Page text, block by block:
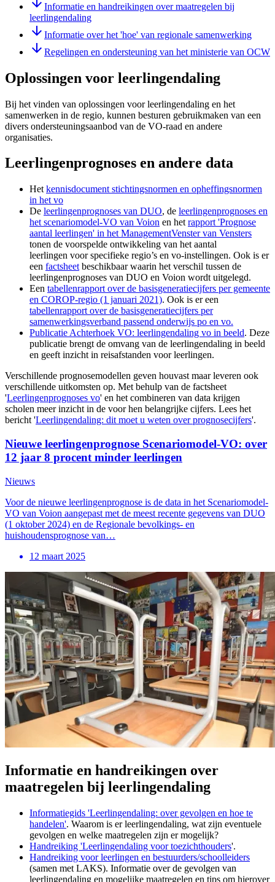
Informatie en handreikingen over maatregelen bij
leerlingendaling
Informatie over het 'hoe' van regionale samenwerking
Regelingen en ondersteuning van het ministerie van OCW
Oplossingen voor leerlingendaling
Bij het vinden van oplossingen voor leerlingendaling en het
samenwerken in de regio, kunnen besturen gebruikmaken van een
divers ondersteuningsaanbod van de VO-raad en andere
organisaties.
Leerlingenprognoses en andere data
Het kennisdocument stichtingsnormen en opheffingsnormen
in het vo
De leerlingenprognoses van DUO, de leerlingenprognoses en
het scenariomodel-VO van Voion en het rapport 'Prognose
aantal leerlingen' in het ManagementVenster van Vensters
tonen de voorspelde ontwikkeling van het aantal
leerlingen voor specifieke regio’s en vo-instellingen. Ook is er
een factsheet beschikbaar waarin het verschil tussen de
leerlingenprognoses van DUO en Voion wordt uitgelegd.
Een tabellenrapport over de basisgeneratiecijfers per gemeente
en COROP-regio (1 januari 2021). Ook is er een
tabellenrapport over de basisgeneratiecijfers per
samenwerkingsverband passend onderwijs po en vo.
Publicatie Achterhoek VO: leerlingendaling vo in beeld. Deze
publicatie brengt de omvang van de leerlingendaling in beeld
en geeft inzicht in reisafstanden voor leerlingen.
Verschillende prognosemodellen geven houvast maar leveren ook
verschillende uitkomsten op. Met behulp van de factsheet
'Leerlingenprognoses vo' en het combineren van data krijgen
scholen meer inzicht in de voor hen belangrijke cijfers. Lees het
bericht 'Leerlingendaling: dit moet u weten over prognosecijfers'.
Nieuwe leerlingenprognose Scenariomodel-VO: over
12 jaar 8 procent minder leerlingen
Nieuws
Voor de nieuwe leerlingenprognose is de data in het Scenariomodel-
VO van Voion aangepast met de meest recente gegevens van DUO
(1 oktober 2024) en de Regionale bevolkings- en
huishoudensprognose van…
12 maart 2025
Informatie en handreikingen over
maatregelen bij leerlingendaling
Informatiegids 'Leerlingendaling: over gevolgen en hoe te
handelen'. Waarom is er leerlingendaling, wat zijn eventuele
gevolgen en welke maatregelen zijn er mogelijk?
Handreiking 'Leerlingendaling voor toezichthouders'.
Handreiking voor leerlingen en bestuurders/schoolleiders
(samen met LAKS). Informatie over de gevolgen van
leerlingendaling en mogelijke maatregelen en tips om hierover